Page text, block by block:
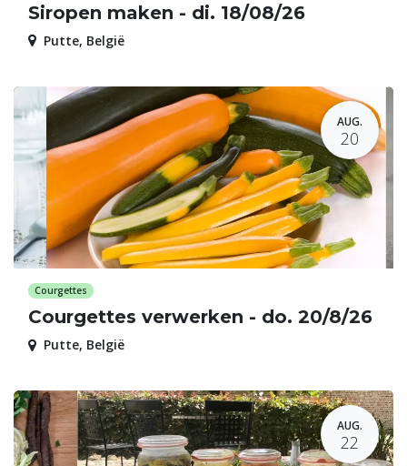
Siropen maken - di. 18/08/26
Putte, België
AUG.
20
Courgettes
Courgettes verwerken - do. 20/8/26
Putte, België
AUG.
22